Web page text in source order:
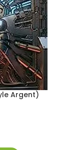
Argent)